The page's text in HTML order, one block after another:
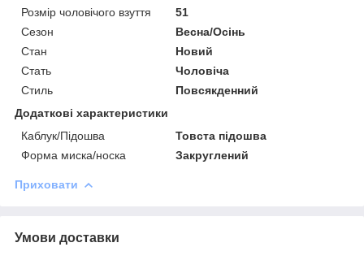
Розмір чоловічого взуття
51
Сезон
Весна/Осінь
Стан
Новий
Стать
Чоловіча
Стиль
Повсякденний
Додаткові характеристики
Каблук/Підошва
Товста підошва
Форма миска/носка
Закруглений
Приховати
Умови доставки